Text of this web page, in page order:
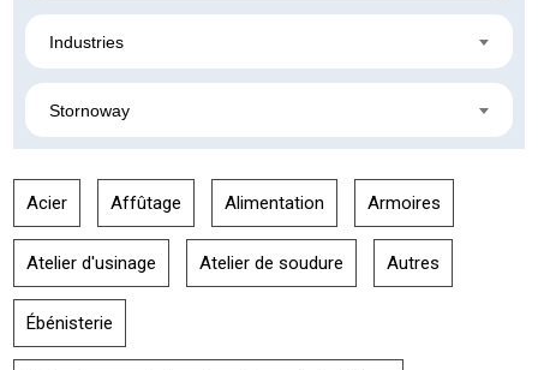
Industries
Stornoway
Acier Affûtage Alimentation Armoires
Atelier d'usinage Atelier de soudure Autres
Ébénisterie